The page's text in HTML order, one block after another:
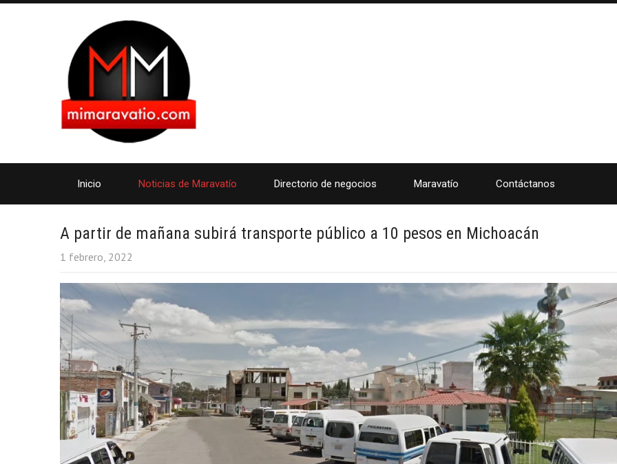
Inicio Noticias de Maravatío Directorio de negocios Maravatío Contáctanos
A partir de mañana subirá transporte público a 10 pesos en Michoacán
1 febrero, 2022